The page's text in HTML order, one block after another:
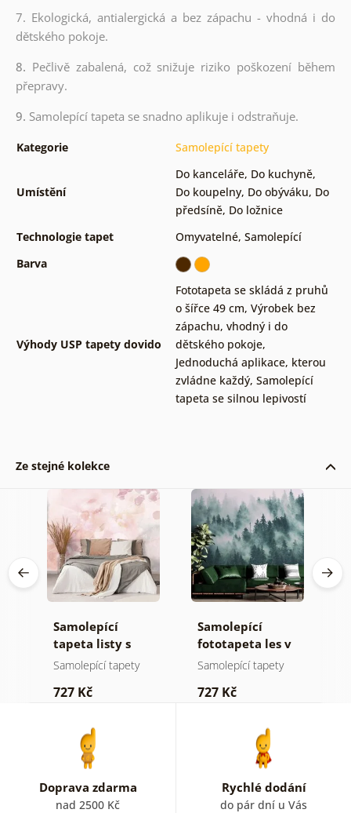
7. Ekologická, antialergická a bez zápachu - vhodná i do
dětského pokoje.
8. Pečlivě zabalená, což snižuje riziko poškození během
přepravy.
9. Samolepící tapeta se snadno aplikuje i odstraňuje.
Kategorie Samolepící tapety
Umístění
Do kanceláře, Do kuchyně,
Do koupelny, Do obýváku, Do
předsíně, Do ložnice
Technologie tapet
Omyvatelné, Samolepící
Barva
Výhody USP tapety dovido
Fototapeta se skládá z pruhů
o šířce 49 cm, Výrobek bez
zápachu, vhodný i do
dětského pokoje,
Jednoduchá aplikace, kterou
zvládne každý, Samolepící
tapeta se silnou lepivostí
Ze stejné kolekce
Samolepící
tapeta listy s
pastelovým
Samolepící tapety
727 Kč
Samolepící
fototapeta les v
mlze
Samolepící tapety
727 Kč
Doprava zdarma
nad 2500 Kč
Rychlé dodání
do pár dní u Vás